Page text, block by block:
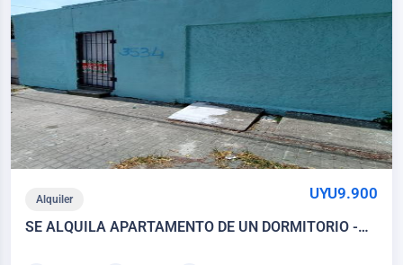
Alquiler UYU9.900
SE ALQUILA APARTAMENTO DE UN DORMITORIO -